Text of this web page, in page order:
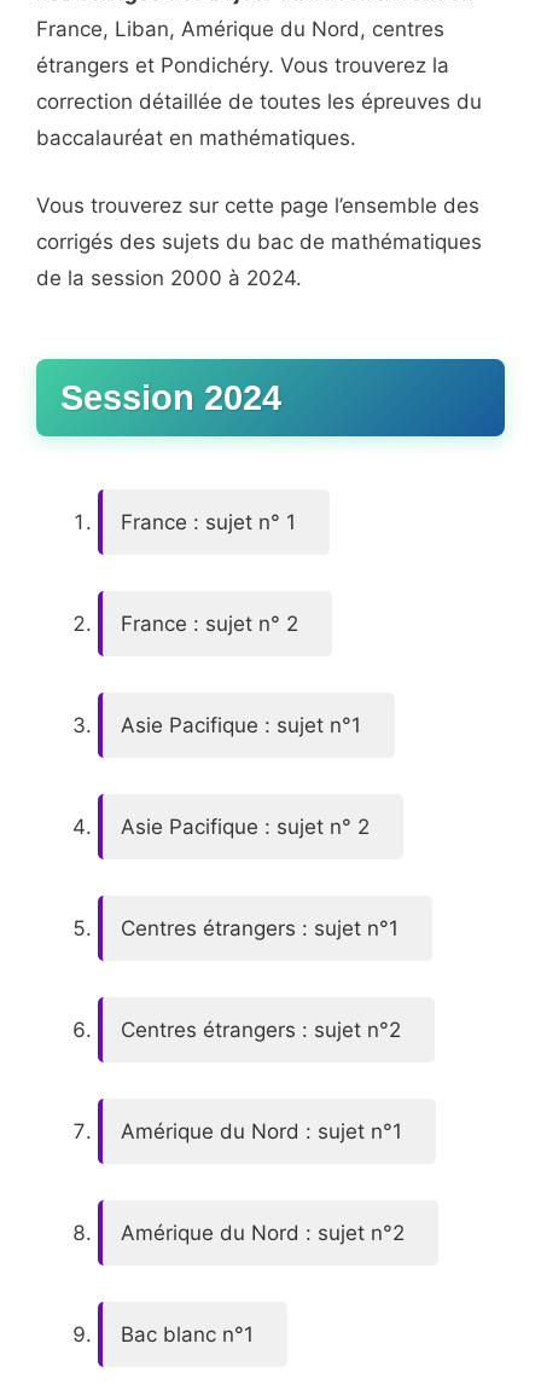
France, Liban, Amérique du Nord, centres
étrangers et Pondichéry. Vous trouverez la
correction détaillée de toutes les épreuves du
baccalauréat en mathématiques.
Vous trouverez sur cette page l’ensemble des
corrigés des sujets du bac de mathématiques
de la session 2000 à 2024.
Session 2024
France : sujet n° 1
France : sujet n° 2
Asie Pacifique : sujet n°1
Asie Pacifique : sujet n° 2
Centres étrangers : sujet n°1
Centres étrangers : sujet n°2
Amérique du Nord : sujet n°1
Amérique du Nord : sujet n°2
Bac blanc n°1